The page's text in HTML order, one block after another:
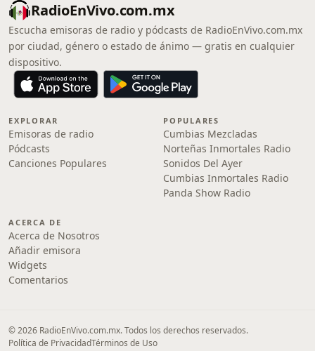
RadioEnVivo.com.mx
Escucha emisoras de radio y pódcasts de RadioEnVivo.com.mx
por ciudad, género o estado de ánimo — gratis en cualquier
dispositivo.
EXPLORAR
Emisoras de radio
Pódcasts
Canciones Populares
POPULARES
Cumbias Mezcladas
Norteñas Inmortales Radio
Sonidos Del Ayer
Cumbias Inmortales Radio
Panda Show Radio
ACERCA DE
Acerca de Nosotros
Añadir emisora
Widgets
Comentarios
© 2026 RadioEnVivo.com.mx. Todos los derechos reservados.
Política de PrivacidadTérminos de Uso